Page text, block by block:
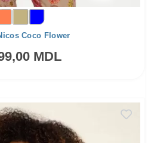
Coco Flower
MDL